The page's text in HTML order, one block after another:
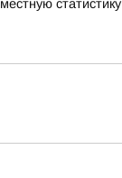
статистику